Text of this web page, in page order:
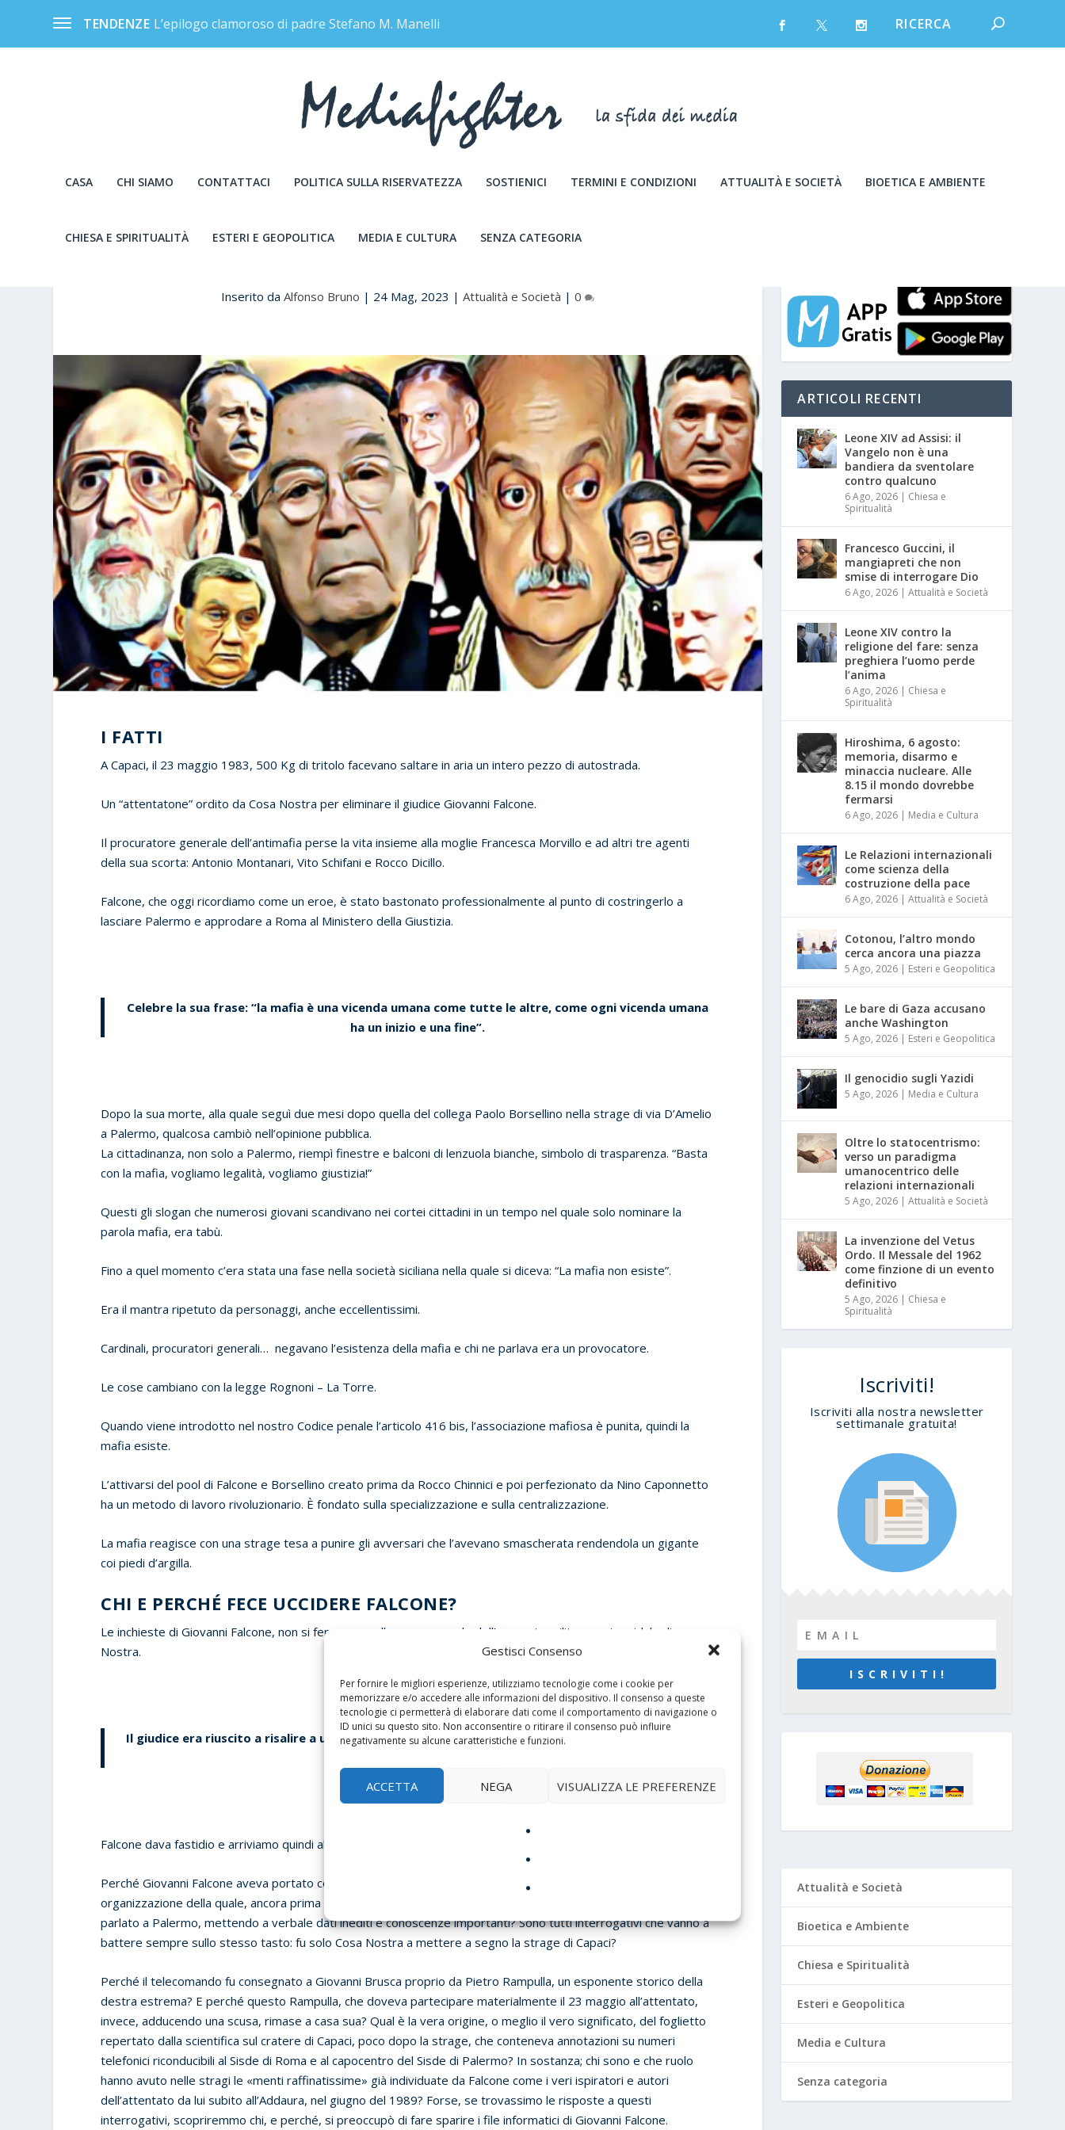
Gestisci Consenso
Per fornire le migliori esperienze, utilizziamo tecnologie come i cookie per
memorizzare e/o accedere alle informazioni del dispositivo. Il consenso a queste
tecnologie ci permetterà di elaborare dati come il comportamento di navigazione o
ID unici su questo sito. Non acconsentire o ritirare il consenso può influire
negativamente su alcune caratteristiche e funzioni.
ACCETTA NEGA VISUALIZZA LE PREFERENZE
TENDENZE L’epilogo clamoroso di padre Stefano M. Manelli
CASA CHI SIAMO CONTATTACI POLITICA SULLA RISERVATEZZA SOSTIENICI TERMINI E CONDIZIONI ATTUALITÀ E SOCIETÀ BIOETICA E AMBIENTE
CHIESA E SPIRITUALITÀ ESTERI E GEOPOLITICA MEDIA E CULTURA SENZA CATEGORIA
Inserito daAlfonso Bruno | 24 Mag, 2023 |Attualità e Società |0
I FATTI
A Capaci, il 23 maggio 1983, 500 Kg di tritolo facevano saltare in aria un intero pezzo di autostrada.
Un “attentatone” ordito da Cosa Nostra per eliminare il giudice Giovanni Falcone.
Il procuratore generale dell’antimafia perse la vita insieme alla moglie Francesca Morvillo e ad altri tre agenti
della sua scorta: Antonio Montanari, Vito Schifani e Rocco Dicillo.
Falcone, che oggi ricordiamo come un eroe, è stato bastonato professionalmente al punto di costringerlo a
lasciare Palermo e approdare a Roma al Ministero della Giustizia.
Celebre la sua frase: “la mafia è una vicenda umana come tutte le altre, come ogni vicenda umana
ha un inizio e una fine”.
Dopo la sua morte, alla quale seguì due mesi dopo quella del collega Paolo Borsellino nella strage di via D’Amelio
a Palermo, qualcosa cambiò nell’opinione pubblica.
La cittadinanza, non solo a Palermo, riempì finestre e balconi di lenzuola bianche, simbolo di trasparenza. “Basta
con la mafia, vogliamo legalità, vogliamo giustizia!”
Questi gli slogan che numerosi giovani scandivano nei cortei cittadini in un tempo nel quale solo nominare la
parola mafia, era tabù.
Fino a quel momento c’era stata una fase nella società siciliana nella quale si diceva: “La mafia non esiste”.
Era il mantra ripetuto da personaggi, anche eccellentissimi.
Cardinali, procuratori generali… negavano l’esistenza della mafia e chi ne parlava era un provocatore.
Le cose cambiano con la legge Rognoni – La Torre.
Quando viene introdotto nel nostro Codice penale l’articolo 416 bis, l’associazione mafiosa è punita, quindi la
mafia esiste.
L’attivarsi del pool di Falcone e Borsellino creato prima da Rocco Chinnici e poi perfezionato da Nino Caponnetto
ha un metodo di lavoro rivoluzionario. È fondato sulla specializzazione e sulla centralizzazione.
La mafia reagisce con una strage tesa a punire gli avversari che l’avevano smascherata rendendola un gigante
coi piedi d’argilla.
CHI E PERCHÉ FECE UCCIDERE FALCONE?
Le inchieste di Giovanni Falcone, non si fermavano alla messa a nudo dell’apparato militare e piramidale di cosa
Nostra.
Il giudice era riuscito a risalire a una serie di protezioni e connivenze con la mafia, da parte dei più
Falcone dava fastidio e arriviamo quindi al 23 maggio del 1992, giorno del suo attentato.
Perché Giovanni Falcone aveva portato con sé, a Roma, alcuni atti dell’inchiesta su Gladio? La stessa
organizzazione della quale, ancora prima che ne diventasse politicamente nota l’esistenza, qualcuno gli aveva già
parlato a Palermo, mettendo a verbale dati inediti e conoscenze importanti? Sono tutti interrogativi che vanno a
battere sempre sullo stesso tasto: fu solo Cosa Nostra a mettere a segno la strage di Capaci?
Perché il telecomando fu consegnato a Giovanni Brusca proprio da Pietro Rampulla, un esponente storico della
destra estrema? E perché questo Rampulla, che doveva partecipare materialmente il 23 maggio all’attentato,
invece, adducendo una scusa, rimase a casa sua? Qual è la vera origine, o meglio il vero significato, del foglietto
repertato dalla scientifica sul cratere di Capaci, poco dopo la strage, che conteneva annotazioni su numeri
telefonici riconducibili al Sisde di Roma e al capocentro del Sisde di Palermo? In sostanza; chi sono e che ruolo
hanno avuto nelle stragi le «menti raffinatissime» già individuate da Falcone come i veri ispiratori e autori
dell’attentato da lui subito all’Addaura, nel giugno del 1989? Forse, se trovassimo le risposte a questi
interrogativi, scopriremmo chi, e perché, si preoccupò di fare sparire i file informatici di Giovanni Falcone.
ARTICOLI RECENTI
Leone XIV ad Assisi: il
Vangelo non è una
bandiera da sventolare
contro qualcuno
6 Ago, 2026 | Chiesa e
Spiritualità
Francesco Guccini, il
mangiapreti che non
smise di interrogare Dio
6 Ago, 2026 |Attualità e Società
Leone XIV contro la
religione del fare: senza
preghiera l’uomo perde
l’anima
6 Ago, 2026 | Chiesa e
Spiritualità
Hiroshima, 6 agosto:
memoria, disarmo e
minaccia nucleare. Alle
8.15 il mondo dovrebbe
fermarsi
6 Ago, 2026 | Media e Cultura
Le Relazioni internazionali
come scienza della
costruzione della pace
6 Ago, 2026 |Attualità e Società
Cotonou, l’altro mondo
cerca ancora una piazza
5 Ago, 2026 | Esteri e Geopolitica
Le bare di Gaza accusano
anche Washington
5 Ago, 2026 | Esteri e Geopolitica
Il genocidio sugli Yazidi
5 Ago, 2026 | Media e Cultura
Oltre lo statocentrismo:
verso un paradigma
umanocentrico delle
relazioni internazionali
5 Ago, 2026 |Attualità e Società
La invenzione del Vetus
Ordo. Il Messale del 1962
come finzione di un evento
definitivo
5 Ago, 2026 | Chiesa e
Spiritualità
Iscriviti!
Iscriviti alla nostra newsletter
settimanale gratuita!
I S C R I V I T I !
Attualità e Società
Bioetica e Ambiente
Chiesa e Spiritualità
Esteri e Geopolitica
Media e Cultura
Senza categoria